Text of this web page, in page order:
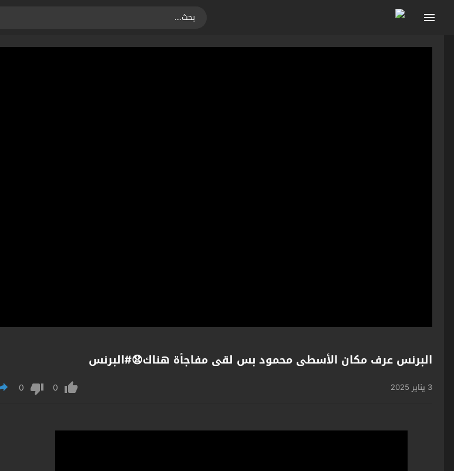
البرنس عرف مكان الأسطى محمود بس لقى مفاجأة هناك😧#البرنس
3 يناير 2025 0
0